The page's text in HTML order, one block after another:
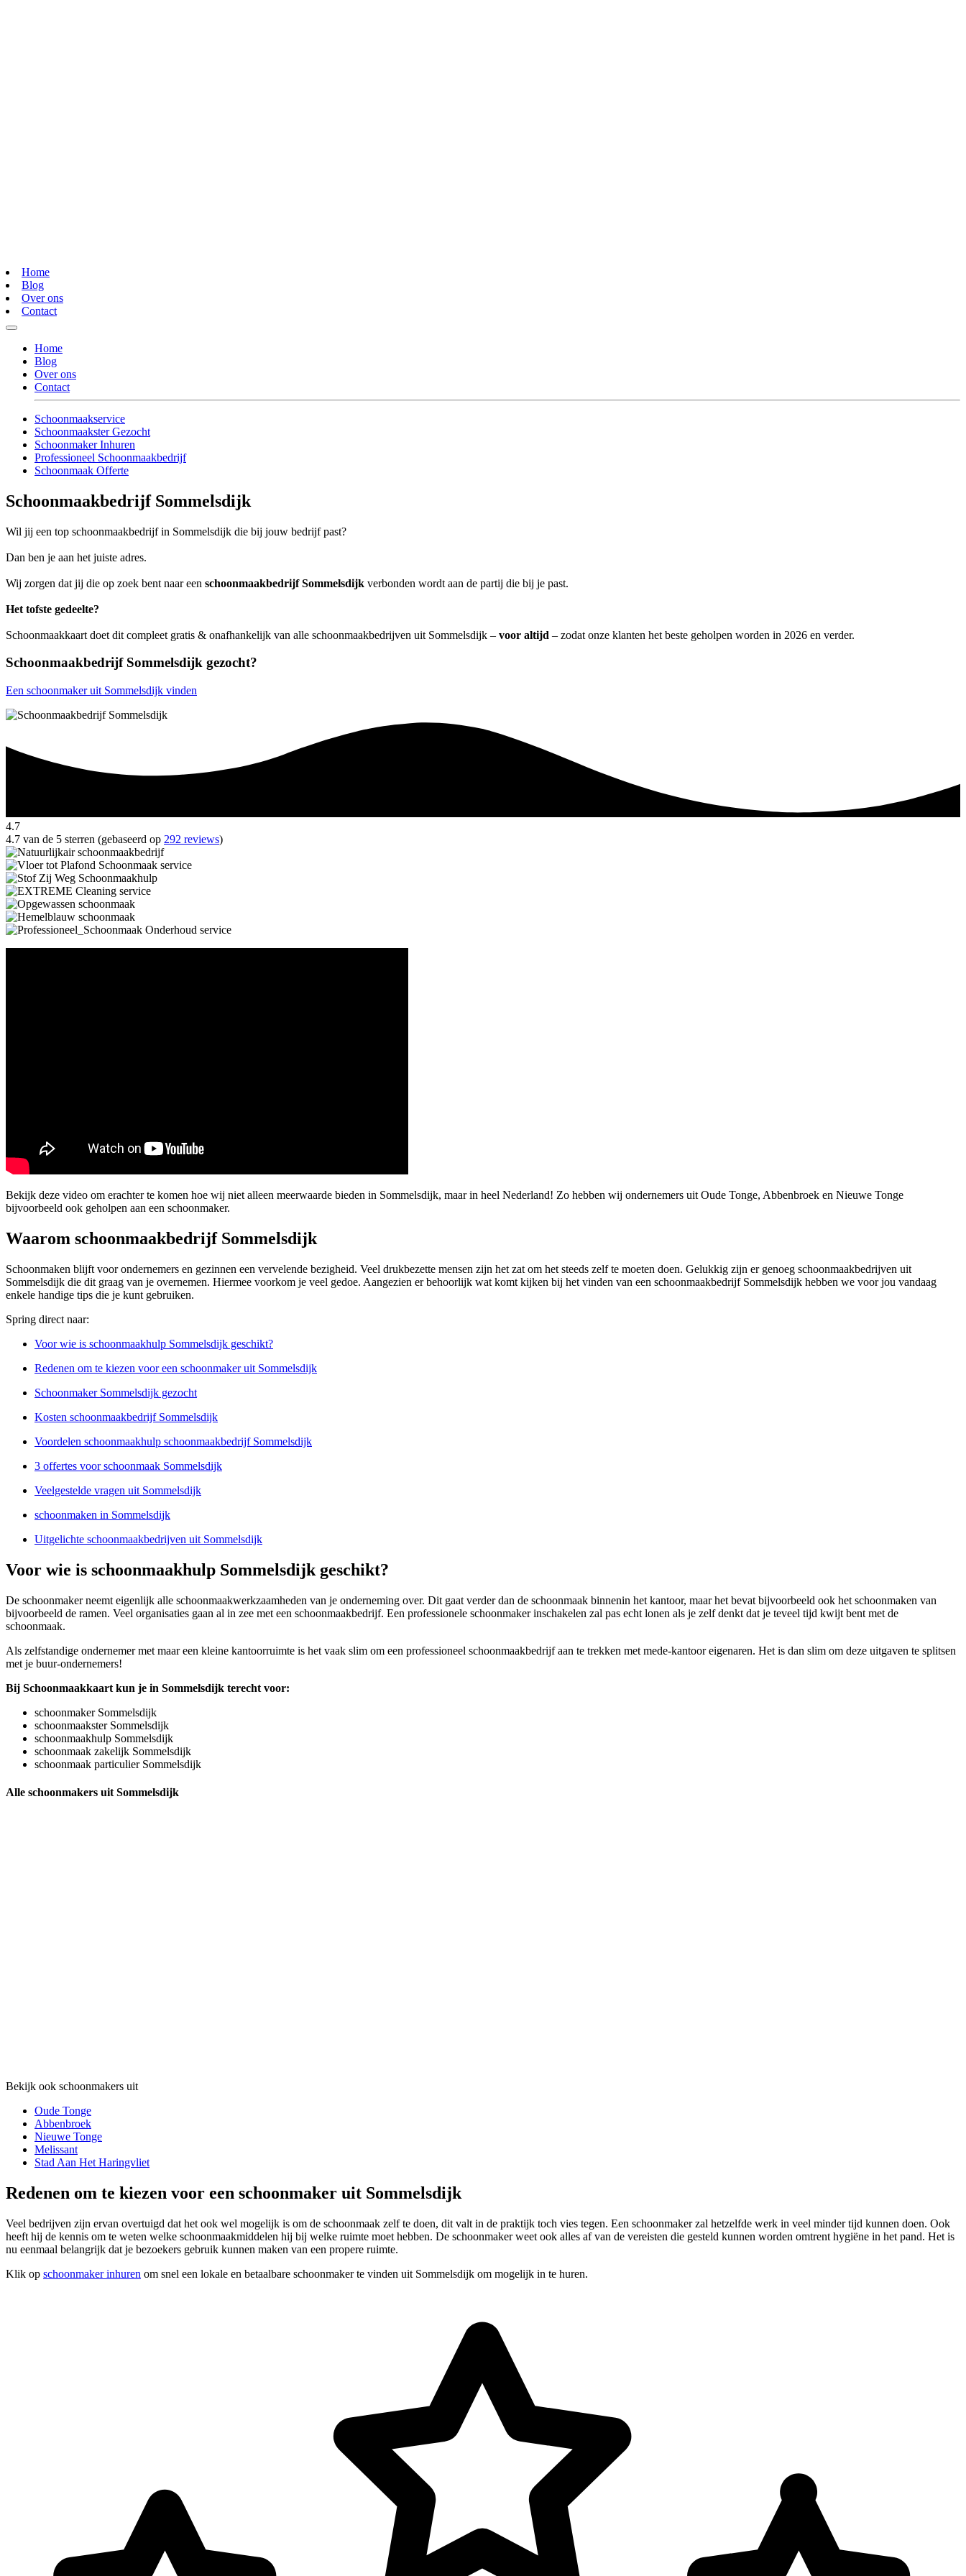
Home
Blog
Over ons
Contact
Home
Blog
Over ons
Contact
Schoonmaakservice
Schoonmaakster Gezocht
Schoonmaker Inhuren
Professioneel Schoonmaakbedrijf
Schoonmaak Offerte
Schoonmaakbedrijf Sommelsdijk
Wil jij een top schoonmaakbedrijf in Sommelsdijk die bij jouw bedrijf past?
Dan ben je aan het juiste adres.
Wij zorgen dat jij die op zoek bent naar een schoonmaakbedrijf Sommelsdijk verbonden wordt aan de partij die bij je past.
Het tofste gedeelte?
Schoonmaakkaart doet dit compleet gratis & onafhankelijk van alle schoonmaakbedrijven uit Sommelsdijk – voor altijd – zodat onze klanten het beste geholpen worden in 2026 en verder.
Schoonmaakbedrijf Sommelsdijk gezocht?
Een schoonmaker uit Sommelsdijk vinden
4.7
4.7 van de 5 sterren (gebaseerd op 292 reviews)
Bekijk deze video om erachter te komen hoe wij niet alleen meerwaarde bieden in Sommelsdijk, maar in heel Nederland! Zo hebben wij ondernemers uit Oude Tonge, Abbenbroek en Nieuwe Tonge
bijvoorbeeld ook geholpen aan een schoonmaker.
Waarom schoonmaakbedrijf Sommelsdijk
Schoonmaken blijft voor ondernemers en gezinnen een vervelende bezigheid. Veel drukbezette mensen zijn het zat om het steeds zelf te moeten doen. Gelukkig zijn er genoeg schoonmaakbedrijven uit
Sommelsdijk die dit graag van je overnemen. Hiermee voorkom je veel gedoe. Aangezien er behoorlijk wat komt kijken bij het vinden van een schoonmaakbedrijf Sommelsdijk hebben we voor jou vandaag
enkele handige tips die je kunt gebruiken.
Spring direct naar:
Voor wie is schoonmaakhulp Sommelsdijk geschikt?
Redenen om te kiezen voor een schoonmaker uit Sommelsdijk
Schoonmaker Sommelsdijk gezocht
Kosten schoonmaakbedrijf Sommelsdijk
Voordelen schoonmaakhulp schoonmaakbedrijf Sommelsdijk
3 offertes voor schoonmaak Sommelsdijk
Veelgestelde vragen uit Sommelsdijk
schoonmaken in Sommelsdijk
Uitgelichte schoonmaakbedrijven uit Sommelsdijk
Voor wie is schoonmaakhulp Sommelsdijk geschikt?
De schoonmaker neemt eigenlijk alle schoonmaakwerkzaamheden van je onderneming over. Dit gaat verder dan de schoonmaak binnenin het kantoor, maar het bevat bijvoorbeeld ook het schoonmaken van
bijvoorbeeld de ramen. Veel organisaties gaan al in zee met een schoonmaakbedrijf. Een professionele schoonmaker inschakelen zal pas echt lonen als je zelf denkt dat je teveel tijd kwijt bent met de
schoonmaak.
Als zelfstandige ondernemer met maar een kleine kantoorruimte is het vaak slim om een professioneel schoonmaakbedrijf aan te trekken met mede-kantoor eigenaren. Het is dan slim om deze uitgaven te splitsen
met je buur-ondernemers!
Bij Schoonmaakkaart kun je in Sommelsdijk terecht voor:
schoonmaker Sommelsdijk
schoonmaakster Sommelsdijk
schoonmaakhulp Sommelsdijk
schoonmaak zakelijk Sommelsdijk
schoonmaak particulier Sommelsdijk
Alle schoonmakers uit Sommelsdijk
Bekijk ook schoonmakers uit
Oude Tonge
Abbenbroek
Nieuwe Tonge
Melissant
Stad Aan Het Haringvliet
Redenen om te kiezen voor een schoonmaker uit Sommelsdijk
Veel bedrijven zijn ervan overtuigd dat het ook wel mogelijk is om de schoonmaak zelf te doen, dit valt in de praktijk toch vies tegen. Een schoonmaker zal hetzelfde werk in veel minder tijd kunnen doen. Ook
heeft hij de kennis om te weten welke schoonmaakmiddelen hij bij welke ruimte moet hebben. De schoonmaker weet ook alles af van de vereisten die gesteld kunnen worden omtrent hygiëne in het pand. Het is
nu eenmaal belangrijk dat je bezoekers gebruik kunnen maken van een propere ruimte.
Klik op schoonmaker inhuren om snel een lokale en betaalbare schoonmaker te vinden uit Sommelsdijk om mogelijk in te huren.